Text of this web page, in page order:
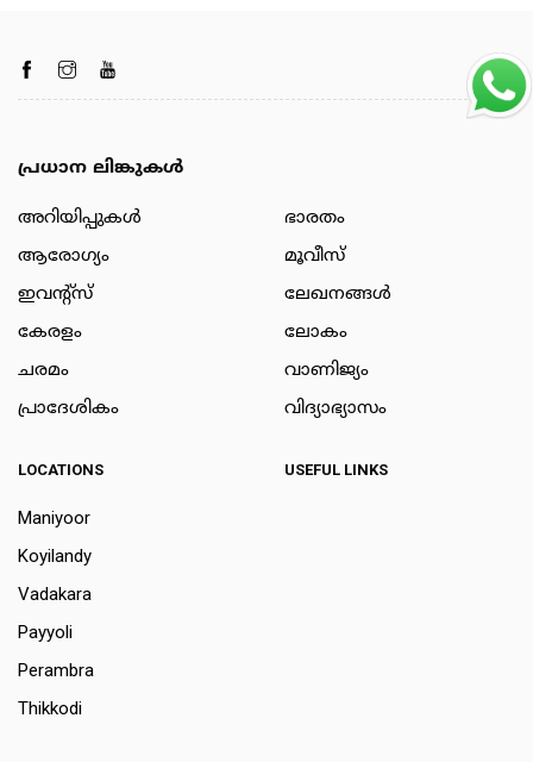
പ്രധാന ലിങ്കുകൾ
അറിയിപ്പുകള്‍
ആരോഗ്യം
ഇവന്റ്സ്
കേരളം
ചരമം
പ്രാദേശികം
ഭാരതം
മൂവീസ്
ലേഖനങ്ങള്‍
ലോകം
വാണിജ്യം
വിദ്യാഭ്യാസം
LOCATIONS
Maniyoor
Koyilandy
Vadakara
Payyoli
Perambra
Thikkodi
USEFUL LINKS